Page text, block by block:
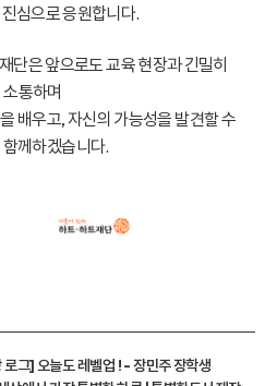
심으로 응원합니다.
단은 앞으로도 교육 현장과 긴밀히
소통하며
배우고, 자신의 가능성을 발견할 수
께하겠습니다.
그] 오늘도 레벨업 ! - 장민주 장학생